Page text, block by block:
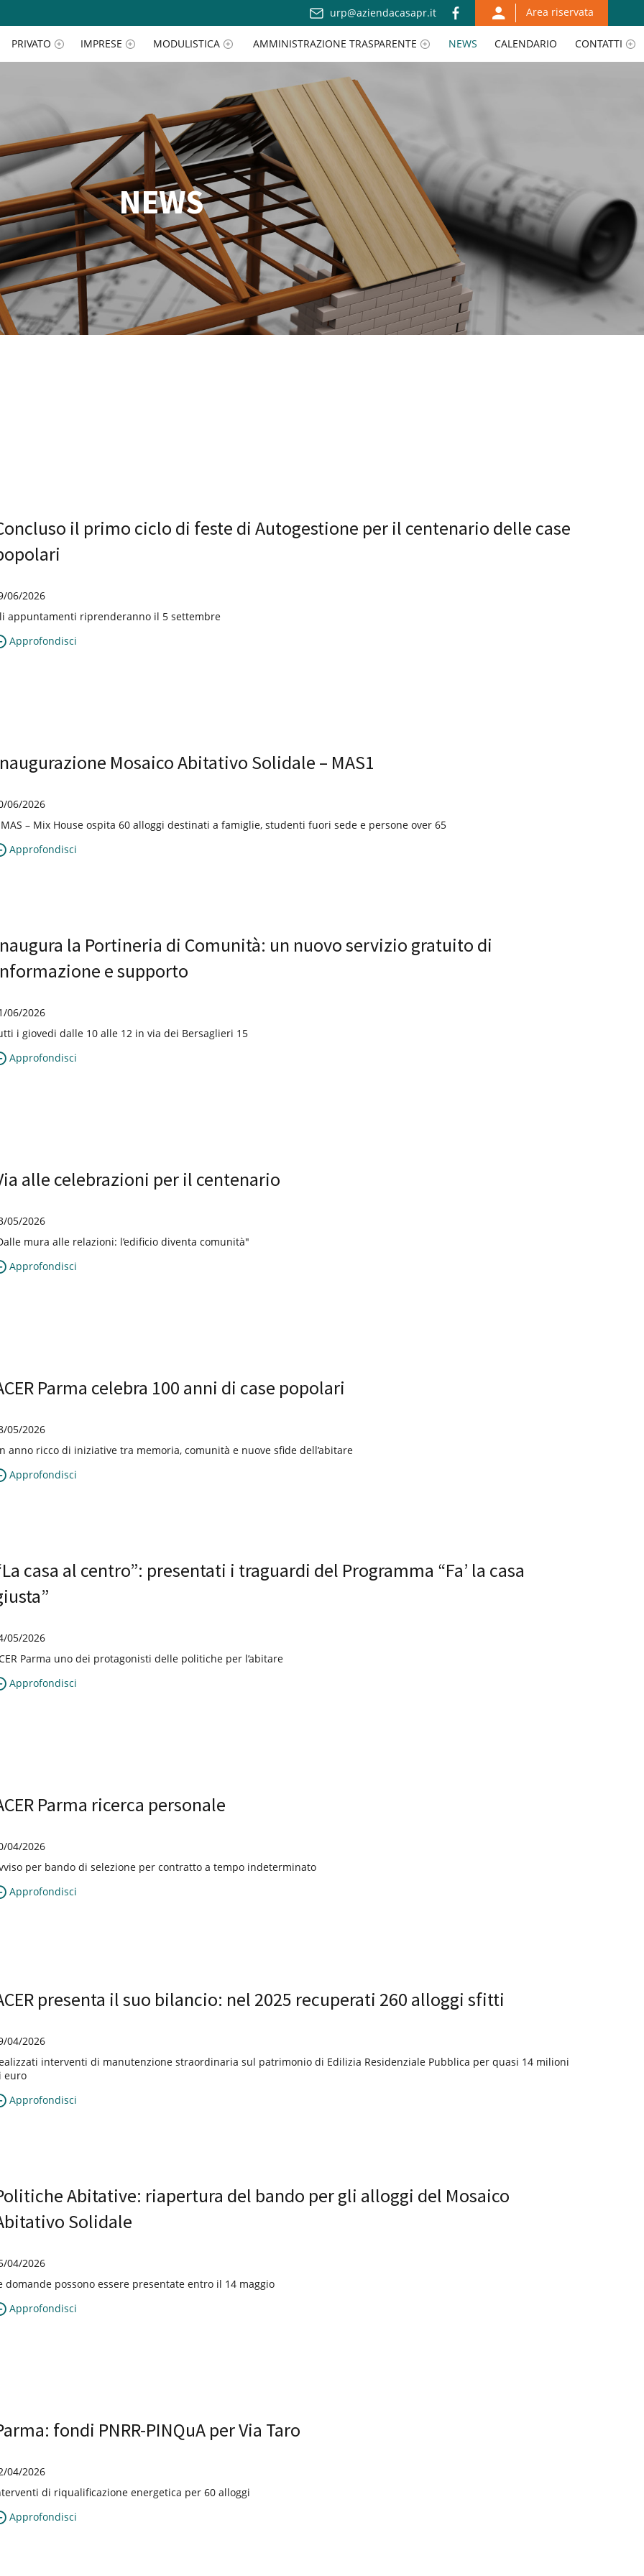
urp@aziendacasapr.it Area riservata
PRIVATO IMPRESE MODULISTICA AMMINISTRAZIONE TRASPARENTE NEWS CALENDARIO CONTATTI
NEWS
il primo ciclo di feste di Autogestione per il centenario delle case
06/2026
appuntamenti riprenderanno il 5 settembre
Approfondisci
Mosaico Abitativo Solidale – MAS1
06/2026
– Mix House ospita 60 alloggi destinati a famiglie, studenti fuori sede e persone over 65
Approfondisci
la Portineria di Comunità: un nuovo servizio gratuito di
e supporto
06/2026
i giovedi dalle 10 alle 12 in via dei Bersaglieri 15
Approfondisci
alle celebrazioni per il centenario
05/2026
mura alle relazioni: l’edificio diventa comunità"
Approfondisci
Parma celebra 100 anni di case popolari
05/2026
anno ricco di iniziative tra memoria, comunità e nuove sfide dell’abitare
Approfondisci
casa al centro”: presentati i traguardi del Programma “Fa’ la casa
05/2026
Parma uno dei protagonisti delle politiche per l’abitare
Approfondisci
Parma ricerca personale
04/2026
per bando di selezione per contratto a tempo indeterminato
Approfondisci
presenta il suo bilancio: nel 2025 recuperati 260 alloggi sfitti
04/2026
interventi di manutenzione straordinaria sul patrimonio di Edilizia Residenziale Pubblica per quasi 14 milioni
euro
Approfondisci
Abitative: riapertura del bando per gli alloggi del Mosaico
Solidale
04/2026
domande possono essere presentate entro il 14 maggio
Approfondisci
fondi PNRR-PINQuA per Via Taro
04/2026
di riqualificazione energetica per 60 alloggi
Approfondisci